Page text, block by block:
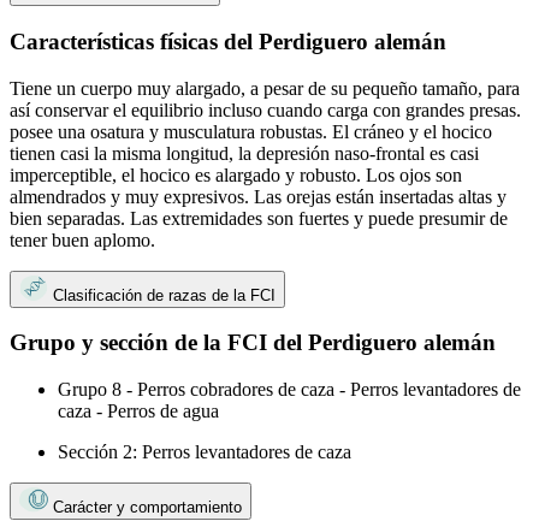
Características físicas del Perdiguero alemán
Tiene un cuerpo muy alargado, a pesar de su pequeño tamaño, para
así conservar el equilibrio incluso cuando carga con grandes presas.
posee una osatura y musculatura robustas. El cráneo y el hocico
tienen casi la misma longitud, la depresión naso-frontal es casi
imperceptible, el hocico es alargado y robusto. Los ojos son
almendrados y muy expresivos. Las orejas están insertadas altas y
bien separadas. Las extremidades son fuertes y puede presumir de
tener buen aplomo.
Clasificación de razas de la FCI
Grupo y sección de la FCI del Perdiguero alemán
Grupo 8 - Perros cobradores de caza - Perros levantadores de
caza - Perros de agua
Sección 2: Perros levantadores de caza
Carácter y comportamiento